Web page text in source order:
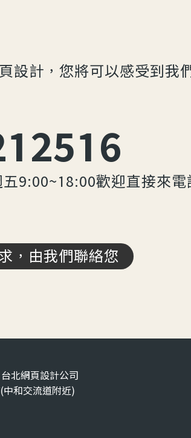
設計，您將可以感受到我
9:00~18:00歡迎直接來電
，由我們聯絡您
北網頁設計公司
中和交流道附近)